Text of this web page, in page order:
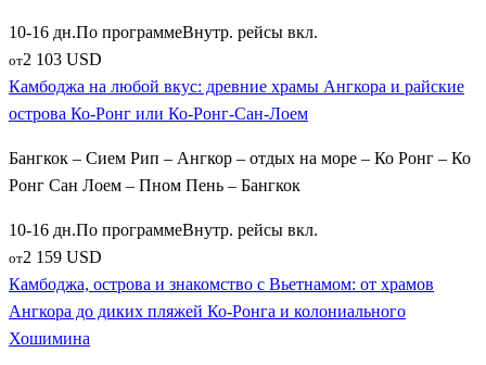
гранд-тура по Камбодже становится первоклассный
тропический
предлагает путешественникам отправиться на южное
побережье Сиамского залива, где расположены лучшие
уединенные острова страны, способные составить достойную
конкуренцию курортам соседнего Таиланда:
Сказочный островКо Ронг— бьет рекорды по
популярности среди любителей белоснежного песка,
чистейшего лазурного океана и развитой пляжной
инфраструктуры с уютными отелями и вечерними
прибрежными ресторанами;
10-16 дн.По программеВнутр. рейсы вкл.
от2 103 USD
Камбоджа на любой вкус: древние храмы Ангкора и райские
острова Ко-Ронг или Ко-Ронг-Сан-Лоем
Бангкок – Сием Рип – Ангкор – отдых на море – Ко Ронг – Ко
Ронг Сан Лоем – Пном Пень – Бангкок
10-16 дн.По программеВнутр. рейсы вкл.
от2 159 USD
Камбоджа, острова и знакомство с Вьетнамом: от храмов
Ангкора до диких пляжей Ко-Ронга и колониального
Хошимина